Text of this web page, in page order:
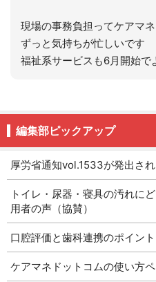
現場の事務負担ってケアマ
ずっと気持ちが忙しいです
福祉系サービスも6月開始で
編集部ピックアップ
厚労省通知vol.1533が発出さ
トイレ・尿器・寝具の汚れに
用者の声（協賛）
口腔評価と歯科連携のポイン
ケアマネドットコムの使い方